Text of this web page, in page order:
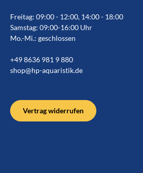
Freitag: 09:00 - 12:00, 14:00 - 18:00
Samstag: 09:00-16:00 Uhr
Mo.-Mi.: geschlossen
+49 8636 981 9 880
shop@hp-aquaristik.de
Vertrag widerrufen